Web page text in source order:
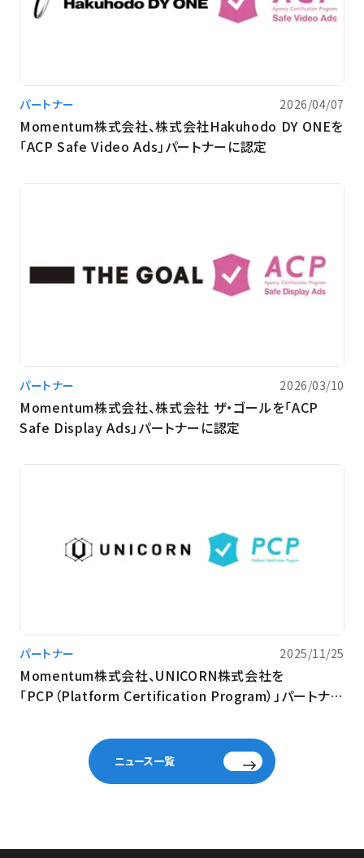
パートナー 2026/04/07
Momentum株式会社、株式会社Hakuhodo DY ONEを
「ACP Safe Video Ads」パートナーに認定
パートナー 2026/03/10
Momentum株式会社、株式会社 ザ・ゴールを「ACP
Safe Display Ads」パートナーに認定
パートナー 2025/11/25
Momentum株式会社、UNICORN株式会社を
「PCP（Platform Certification Program）」パートナー
ニュース一覧